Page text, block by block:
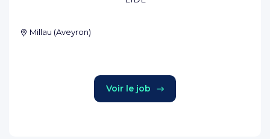
Millau (Aveyron)
Voir le job